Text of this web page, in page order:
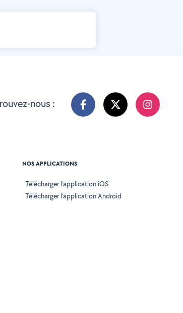
nous :
NOS APPLICATIONS
Télécharger l’application iOS
Télécharger l’application Android